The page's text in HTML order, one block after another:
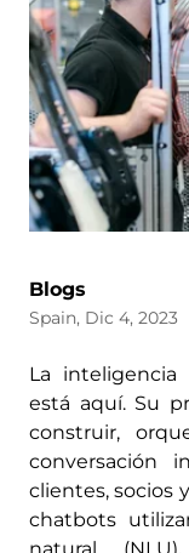
Blogs
Spain, Dic 4, 2023
La
está aquí. Su
construir,
conversación
clientes, socios
chatbots
natural